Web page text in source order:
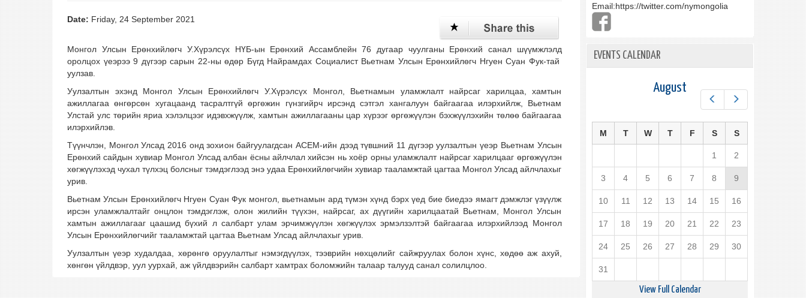
Date: Friday, 24 September 2021
Монгол Улсын Ерөнхийлөгч У.Хүрэлсүх НҮБ-ын Ерөнхий Ассамблейн 76 дугаар чуулганы Ерөнхий санал шүүмжлэлд
оролцох үеэрээ 9 дүгээр сарын 22-ны өдөр Бүгд Найрамдах Социалист Вьетнам Улсын Ерөнхийлөгч Нгуен Суан Фук-тай
уулзав.
Уулзалтын эхэнд Монгол Улсын Ерөнхийлөгч У.Хүрэлсүх Монгол, Вьетнамын уламжлалт найрсаг харилцаа, хамтын
ажиллагаа өнгөрсөн хугацаанд тасралтгүй өргөжин гүнзгийрч ирсэнд сэтгэл хангалуун байгаагаа илэрхийлж, Вьетнам
Улстай улс төрийн яриа хэлэлцээг идэвхжүүлж, хамтын ажиллагааны цар хүрээг өргөжүүлэн бэхжүүлэхийн төлөө байгаагаа
илэрхийлэв.
Түүнчлэн, Монгол Улсад 2016 онд зохион байгуулагдсан АСЕМ-ийн дээд түвшний 11 дүгээр уулзалтын үеэр Вьетнам Улсын
Ерөнхий сайдын хувиар Монгол Улсад албан ёсны айлчлал хийсэн нь хоёр орны уламжлалт найрсаг харилцааг өргөжүүлэн
хөгжүүлэхэд чухал түлхэц болсныг тэмдэглээд энэ удаа Ерөнхийлөгчийн хувиар тааламжтай цагтаа Монгол Улсад айлчлахыг
урив.
Вьетнам Улсын Ерөнхийлөгч Нгуен Суан Фук монгол, вьетнамын ард түмэн хүнд бэрх үед бие биедээ ямагт дэмжлэг үзүүлж
ирсэн уламжлалтайг онцлон тэмдэглэж, олон жилийн түүхэн, найрсаг, ах дүүгийн харилцаатай Вьетнам, Монгол Улсын
хамтын ажиллагааг цаашид бүхий л салбарт улам эрчимжүүлэн хөгжүүлэх эрмэлзэлтэй байгаагаа илэрхийлээд Монгол
Улсын Ерөнхийлөгчийг тааламжтай цагтаа Вьетнам Улсад айлчлахыг урив.
Уулзалтын үеэр худалдаа, хөрөнгө оруулалтыг нэмэгдүүлэх, тээврийн нөхцөлийг сайжруулах болон хүнс, хөдөө аж ахуй,
хөнгөн үйлдвэр, уул уурхай, аж үйлдвэрийн салбарт хамтрах боломжийн талаар талууд санал солилцлоо.
Email:https://twitter.com/nymongolia
EVENTS CALENDAR
Next
August
M T W T F S S
1 2
3 4 5 6 7 8 9
10 11 12 13 14 15 16
17 18 19 20 21 22 23
24 25 26 27 28 29 30
31
View Full Calendar